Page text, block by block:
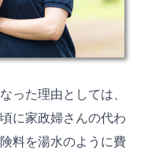
った理由としては、
に家政婦さんの代わ
料を湯水のように費